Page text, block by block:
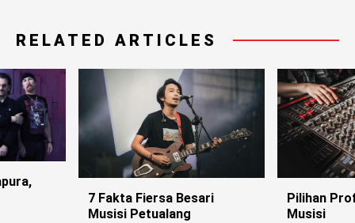
RELATED ARTICLES
7 Fakta Fiersa Besari
Musisi Petualang
Pilihan
Musisi